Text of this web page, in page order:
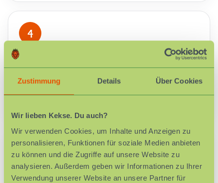
Zustimmung Details Über Cookies
Wir lieben Kekse. Du auch?
Wir verwenden Cookies, um Inhalte und Anzeigen zu
personalisieren, Funktionen für soziale Medien anbieten
zu können und die Zugriffe auf unsere Website zu
analysieren. Außerdem geben wir Informationen zu Ihrer
Verwendung unserer Website an unsere Partner für
4
vorhersehbar werden: „In fünf Minuten
5
Sichtbare Routinen nutzen.